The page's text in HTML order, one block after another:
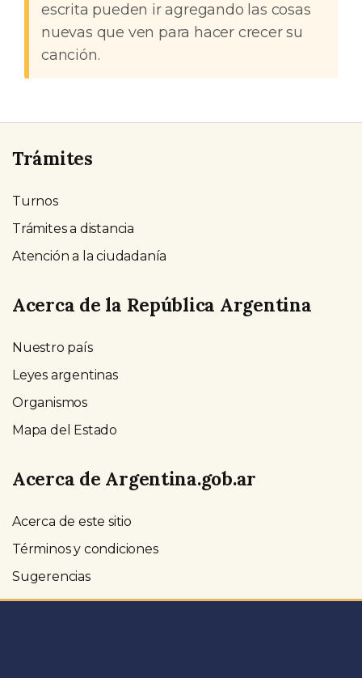
escrita pueden ir agregando las cosas
nuevas que ven para hacer crecer su
canción.
Trámites
Turnos
Trámites a distancia
Atención a la ciudadanía
Acerca de la República Argentina
Nuestro país
Leyes argentinas
Organismos
Mapa del Estado
Acerca de Argentina.gob.ar
Acerca de este sitio
Términos y condiciones
Sugerencias